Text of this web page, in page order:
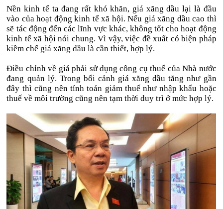
Nền kinh tế ta đang rất khó khăn, giá xăng dầu lại là đầu
vào của hoạt động kinh tế xã hội. Nếu giá xăng dầu cao thì
sẽ tác động đến các lĩnh vực khác, không tốt cho hoạt động
kinh tế xã hội nói chung. Vì vậy, việc đề xuất có biện pháp
kiềm chế giá xăng dầu là cần thiết, hợp lý.
Điều chỉnh về giá phải sử dụng công cụ thuế của Nhà nước
đang quản lý. Trong bối cảnh giá xăng dầu tăng như gần
đây thì cũng nên tính toán giảm thuế như nhập khẩu hoặc
thuế về môi trường cũng nên tạm thời duy trì ở mức hợp lý.